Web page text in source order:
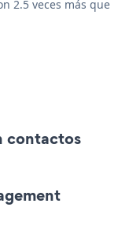
2.5 veces más que
contactos